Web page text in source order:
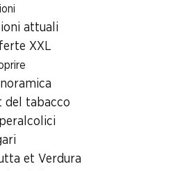
attuali
XXL
del tabacco
et Verdura
des 4 Marroniers 28, 1400 Yverdon-
les-Bains